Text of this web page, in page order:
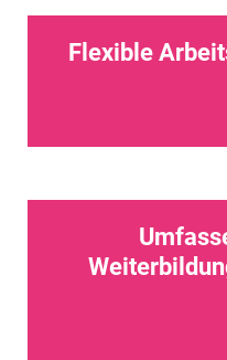
Flexible